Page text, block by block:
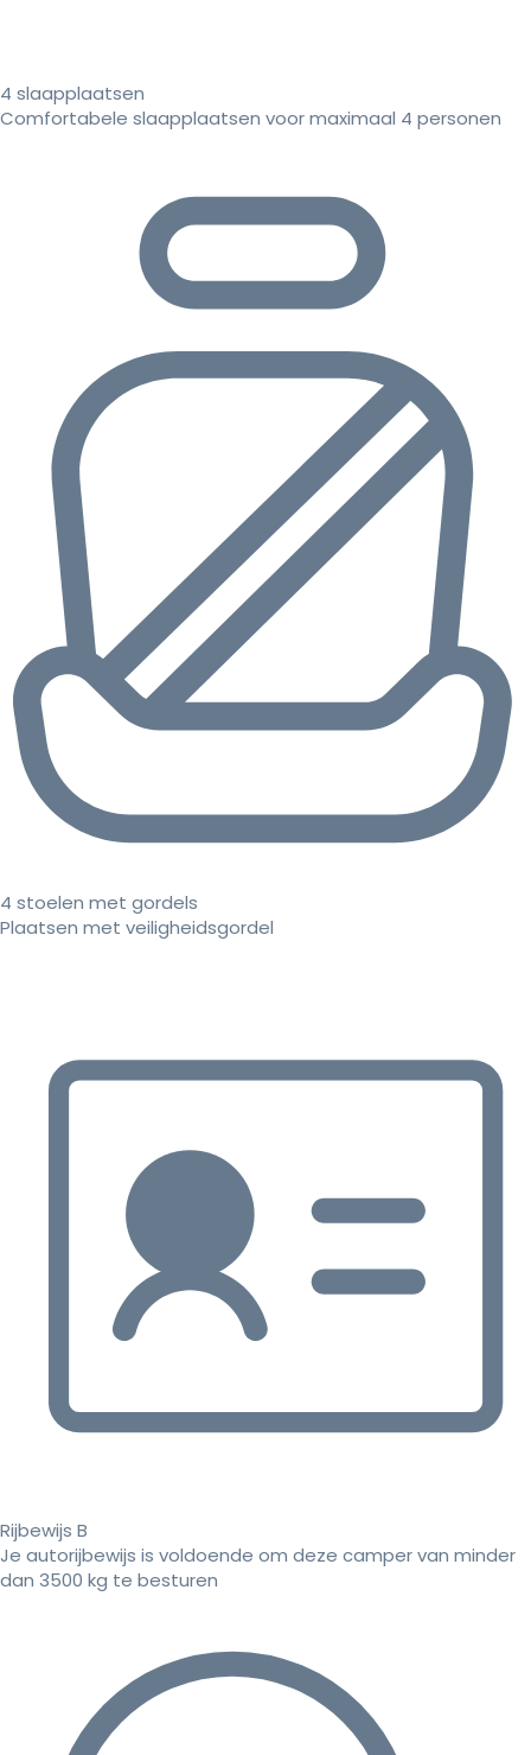
4 slaapplaatsen
Comfortabele slaapplaatsen voor maximaal 4 personen
4 stoelen met gordels
Plaatsen met veiligheidsgordel
Rijbewijs B
Je autorijbewijs is voldoende om deze camper van minder
dan 3500 kg te besturen